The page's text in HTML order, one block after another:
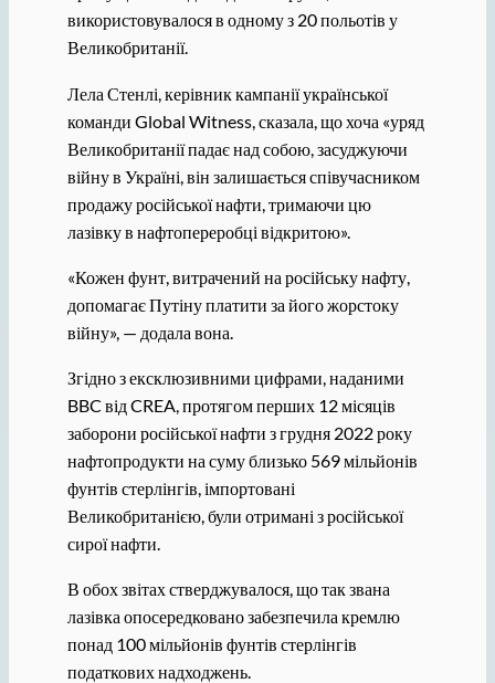
використовувалося в одному з 20 польотів у
Великобританії.
Лела Стенлі, керівник кампанії української
команди Global Witness, сказала, що хоча «уряд
Великобританії падає над собою, засуджуючи
війну в Україні, він залишається співучасником
продажу російської нафти, тримаючи цю
лазівку в нафтопереробці відкритою».
«Кожен фунт, витрачений на російську нафту,
допомагає Путіну платити за його жорстоку
війну», — додала вона.
Згідно з ексклюзивними цифрами, наданими
BBC від CREA, протягом перших 12 місяців
заборони російської нафти з грудня 2022 року
нафтопродукти на суму близько 569 мільйонів
фунтів стерлінгів, імпортовані
Великобританією, були отримані з російської
сирої нафти.
В обох звітах стверджувалося, що так звана
лазівка ​​опосередковано забезпечила кремлю
понад 100 мільйонів фунтів стерлінгів
податкових надходжень.